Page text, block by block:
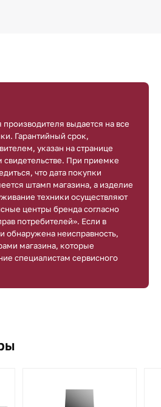
выдается на все
Гарантийный срок,
указан на странице
свидетельстве. При приемке
что дата покупки
штамп магазина, а изделие
техники осуществляют
центры бренда согласно
потребителей». Если в
обнаружена неисправность,
магазина, которые
специалистам сервисного